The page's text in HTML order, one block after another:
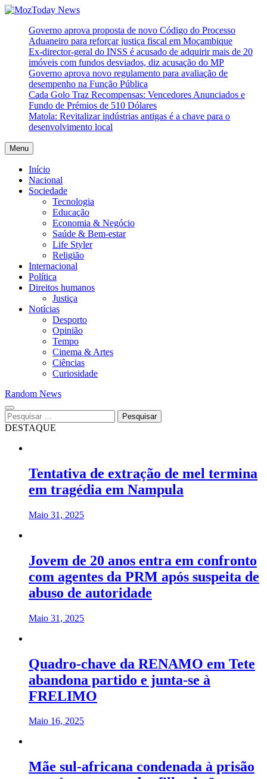
Skip
content
MozToday News
Onde a gente lê.
Governo aprova proposta de novo Código do Processo
Aduaneiro para reforçar justiça fiscal em Moçambique
Ex-director-geral do INSS é acusado de adquirir mais de 20
imóveis com fundos desviados, diz acusação do MP
Governo aprova novo regulamento para avaliação de
desempenho na Função Pública
Cada Golo Traz Recompensas: Vencedores Anunciados e
Fundo de Prémios de 510 Dólares
Matola: Revitalizar indústrias antigas é a chave para o
desenvolvimento local
Menu
Início
Nacional
Sociedade
Tecnologia
Educação
Economia & Negócio
Saúde & Bem-estar
Life Styler
Religião
Internacional
Política
Direitos humanos
Justiça
Notícias
Desporto
Opinião
Tempo
Cinema & Artes
Ciências
Curiosidade
Random News
Pesquisar
por:
DESTAQUE
Tentativa de extração de mel termina
em tragédia em Nampula
Maio 31, 2025
Jovem de 20 anos entra em confronto
com agentes da PRM após suspeita de
abuso de autoridade
Maio 31, 2025
Quadro-chave da RENAMO em Tete
abandona partido e junta-se à
FRELIMO
Maio 16, 2025
Mãe sul-africana condenada à prisão